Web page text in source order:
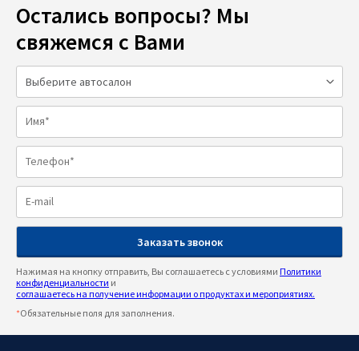
Остались вопросы? Мы
свяжемся с Вами
Нажимая на кнопку отправить, Вы соглашаетесь с условиями Политики
конфиденциальности и
соглашаетесь на получение информации о продуктах и мероприятиях.
*Обязательные поля для заполнения.